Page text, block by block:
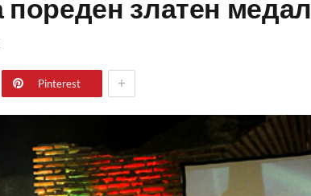
златен медал
Pinterest +